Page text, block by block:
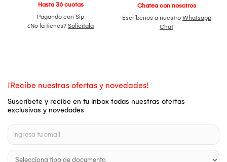
Hasta 36 cuotas
Pagando con Sip
¿No la tienes? Solicítala
Chatea con nosotros
Escríbenos a nuestro Whatsapp
Chat
¡Recibe nuestras ofertas y novedades!
Suscríbete y recibe en tu inbox todas nuestras ofertas
exclusivas y novedades